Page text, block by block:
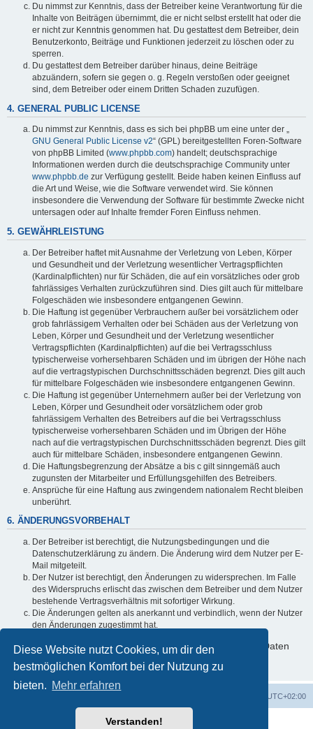
Diese Website nutzt Cookies, um dir den
bestmöglichen Komfort bei der Nutzung zu
bieten. Mehr erfahren
Verstanden!
Du nimmst zur Kenntnis, dass der Betreiber keine Verantwortung für die
Inhalte von Beiträgen übernimmt, die er nicht selbst erstellt hat oder die
er nicht zur Kenntnis genommen hat. Du gestattest dem Betreiber, dein
Benutzerkonto, Beiträge und Funktionen jederzeit zu löschen oder zu
sperren.
Du gestattest dem Betreiber darüber hinaus, deine Beiträge
abzuändern, sofern sie gegen o. g. Regeln verstoßen oder geeignet
sind, dem Betreiber oder einem Dritten Schaden zuzufügen.
4. GENERAL PUBLIC LICENSE
Du nimmst zur Kenntnis, dass es sich bei phpBB um eine unter der „
GNU General Public License v2“ (GPL) bereitgestellten Foren-Software
von phpBB Limited (www.phpbb.com) handelt; deutschsprachige
Informationen werden durch die deutschsprachige Community unter
www.phpbb.de zur Verfügung gestellt. Beide haben keinen Einfluss auf
die Art und Weise, wie die Software verwendet wird. Sie können
insbesondere die Verwendung der Software für bestimmte Zwecke nicht
untersagen oder auf Inhalte fremder Foren Einfluss nehmen.
5. GEWÄHRLEISTUNG
Der Betreiber haftet mit Ausnahme der Verletzung von Leben, Körper
und Gesundheit und der Verletzung wesentlicher Vertragspflichten
(Kardinalpflichten) nur für Schäden, die auf ein vorsätzliches oder grob
fahrlässiges Verhalten zurückzuführen sind. Dies gilt auch für mittelbare
Folgeschäden wie insbesondere entgangenen Gewinn.
Die Haftung ist gegenüber Verbrauchern außer bei vorsätzlichem oder
grob fahrlässigem Verhalten oder bei Schäden aus der Verletzung von
Leben, Körper und Gesundheit und der Verletzung wesentlicher
Vertragspflichten (Kardinalpflichten) auf die bei Vertragsschluss
typischerweise vorhersehbaren Schäden und im übrigen der Höhe nach
auf die vertragstypischen Durchschnittsschäden begrenzt. Dies gilt auch
für mittelbare Folgeschäden wie insbesondere entgangenen Gewinn.
Die Haftung ist gegenüber Unternehmern außer bei der Verletzung von
Leben, Körper und Gesundheit oder vorsätzlichem oder grob
fahrlässigem Verhalten des Betreibers auf die bei Vertragsschluss
typischerweise vorhersehbaren Schäden und im Übrigen der Höhe
nach auf die vertragstypischen Durchschnittsschäden begrenzt. Dies gilt
auch für mittelbare Schäden, insbesondere entgangenen Gewinn.
Die Haftungsbegrenzung der Absätze a bis c gilt sinngemäß auch
zugunsten der Mitarbeiter und Erfüllungsgehilfen des Betreibers.
Ansprüche für eine Haftung aus zwingendem nationalem Recht bleiben
unberührt.
6. ÄNDERUNGSVORBEHALT
Der Betreiber ist berechtigt, die Nutzungsbedingungen und die
Datenschutzerklärung zu ändern. Die Änderung wird dem Nutzer per E-
Mail mitgeteilt.
Der Nutzer ist berechtigt, den Änderungen zu widersprechen. Im Falle
des Widerspruchs erlischt das zwischen dem Betreiber und dem Nutzer
bestehende Vertragsverhältnis mit sofortiger Wirkung.
Die Änderungen gelten als anerkannt und verbindlich, wenn der Nutzer
den Änderungen zugestimmt hat.
Informationen über den Umgang mit deinen persönlichen Daten
sind in der Datenschutzerklärung enthalten.
UTC+02:00
Powered byphpBB® Forum Software © phpBB Limited